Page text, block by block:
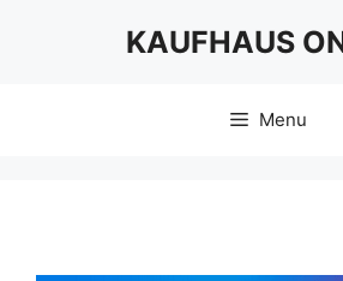
KAUFHAUS
Menu